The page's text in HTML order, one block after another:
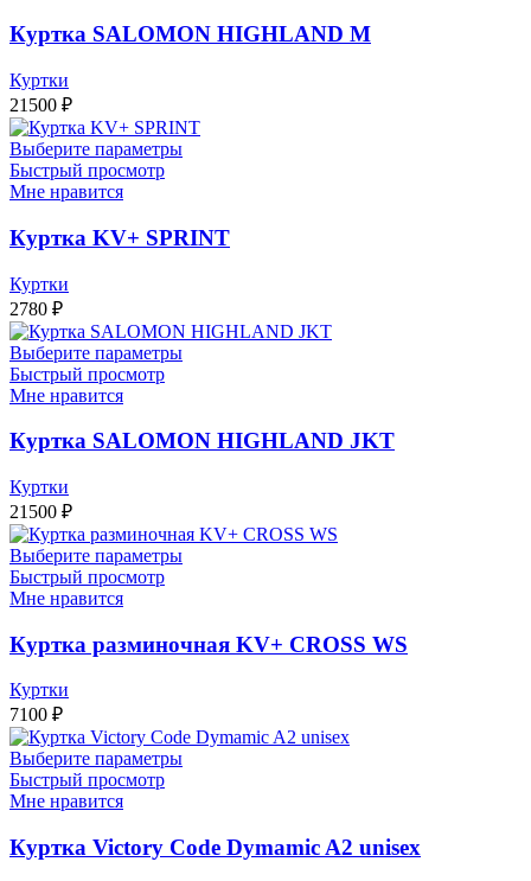
Куртка SALOMON HIGHLAND M
Куртки
21500 ₽
Выберите параметры
Быстрый просмотр
Мне нравится
Куртка KV+ SPRINT
Куртки
2780 ₽
Выберите параметры
Быстрый просмотр
Мне нравится
Куртка SALOMON HIGHLAND JKT
Куртки
21500 ₽
Выберите параметры
Быстрый просмотр
Мне нравится
Куртка разминочная KV+ CROSS WS
Куртки
7100 ₽
Выберите параметры
Быстрый просмотр
Мне нравится
Куртка Victory Code Dymamic A2 unisex